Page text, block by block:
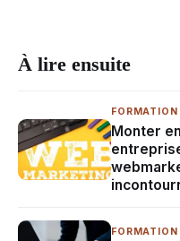
À lire ensuite
Monter